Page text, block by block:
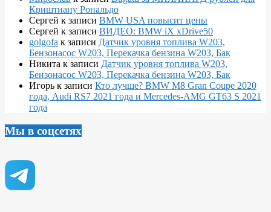
Криштиану Рональдо
Сергей к записи BMW USA повысит цены
Сергей к записи ВИДЕО: BMW iX xDrive50
golgofa к записи Датчик уровня топлива W203,
Бензонасос W203, Перекачка бензина W203, Бак
Никита к записи Датчик уровня топлива W203,
Бензонасос W203, Перекачка бензина W203, Бак
Игорь к записи Кто лучше? BMW M8 Gran Coupe 2020
года, Audi RS7 2021 года и Mercedes-AMG GT63 S 2021
года
Мы в соцсетях